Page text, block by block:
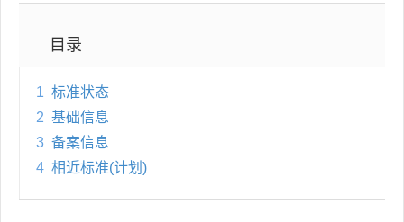
目录
1 标准状态
2 基础信息
3 备案信息
4 相近标准(计划)